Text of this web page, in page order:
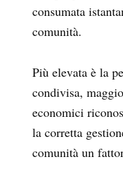
consumata
comunità.
Più elevata è la
condivisa,
economici
la corretta
comunità un